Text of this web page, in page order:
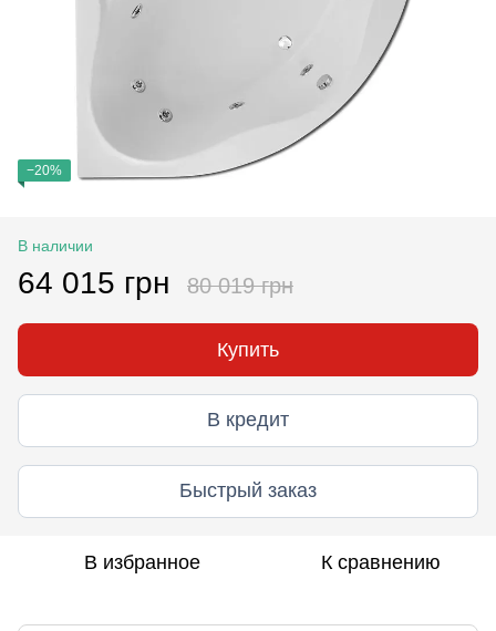
−20%
В наличии
64 015 грн 80 019 грн
Купить
В кредит
Быстрый заказ
В избранное К сравнению